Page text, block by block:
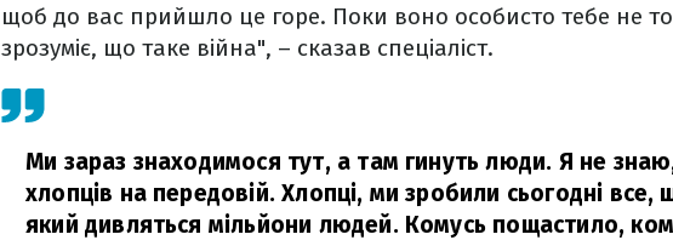
щоб до вас прийшло це горе. Поки воно особисто тебе не
зрозуміє, що таке війна", – сказав спеціаліст.
Ми зараз знаходимося тут, а там гинуть люди. Я не знаю,
хлопців на передовій. Хлопці, ми зробили сьогодні
який дивляться мільйони людей. Комусь пощастило,